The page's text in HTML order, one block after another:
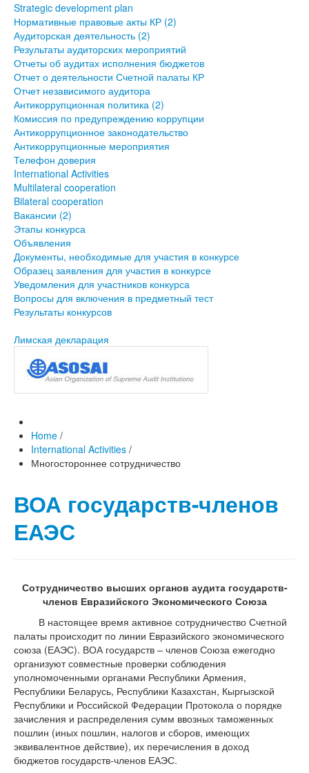
Strategic development plan
Нормативные правовые акты КР (2)
Аудиторская деятельность (2)
Результаты аудиторских мероприятий
Отчеты об аудитах исполнения бюджетов
Отчет о деятельности Счетной палаты КР
Отчет независимого аудитора
Антикоррупционная политика (2)
Комиссия по предупреждению коррупции
Антикоррупционное законодательство
Антикоррупционные мероприятия
Телефон доверия
International Activities
Multilateral cooperation
Bilateral cooperation
Вакансии (2)
Этапы конкурса
Объявления
Документы, необходимые для участия в конкурсе
Образец заявления для участия в конкурсе
Уведомления для участников конкурса
Вопросы для включения в предметный тест
Результаты конкурсов
Лимская декларация
Home /
International Activities /
Многостороннее сотрудничество
ВОА государств-членов
ЕАЭС
Сотрудничество высших органов аудита государств-
членов Евразийского Экономического Союза
В настоящее время активное сотрудничество Счетной
палаты происходит по линии Евразийского экономического
союза (ЕАЭС). ВОА государств – членов Союза ежегодно
организуют совместные проверки соблюдения
уполномоченными органами Республики Армения,
Республики Беларусь, Республики Казахстан, Кыргызской
Республики и Российской Федерации Протокола о порядке
зачисления и распределения сумм ввозных таможенных
пошлин (иных пошлин, налогов и сборов, имеющих
эквивалентное действие), их перечисления в доход
бюджетов государств-членов ЕАЭС.